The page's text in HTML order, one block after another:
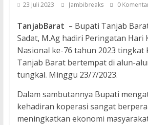
23 Juli 2023 Jambibreaks 0
TanjabBarat – Bupati Tanjab
Sadat, M.Ag hadiri Peringatan Hari
Nasional ke-76 tahun 2023 tingkat
Tanjab Barat bertempat di alun-
tungkal. Minggu 23/7/2023.
Dalam sambutannya Bupati
kehadiran koperasi sangat
meningkatkan ekonomi